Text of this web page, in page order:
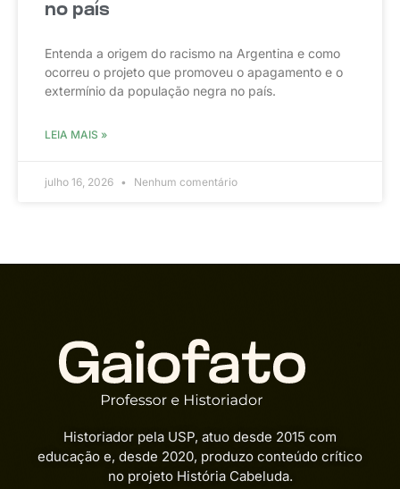
no país
Entenda a origem do racismo na Argentina e como
ocorreu o projeto que promoveu o apagamento e o
extermínio da população negra no país.
LEIA MAIS »
julho 16, 2026 Nenhum comentário
Historiador pela USP, atuo desde 2015 com
educação e, desde 2020, produzo conteúdo crítico
no projeto História Cabeluda.